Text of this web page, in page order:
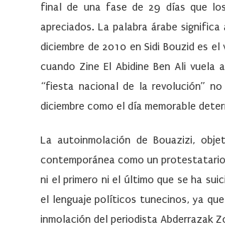
final de una fase de 29 días que
apreciados. La palabra árabe
diciembre de 2010 en Sidi Bouzid es
cuando Zine El Abidine Ben Ali
“fiesta nacional de la revolución”
diciembre como el día memorable
La autoinmolación de Bouazizi,
contemporánea como un
ni el primero ni el último que se ha
el lenguaje políticos tunecinos, ya
inmolación del periodista Abderrazak